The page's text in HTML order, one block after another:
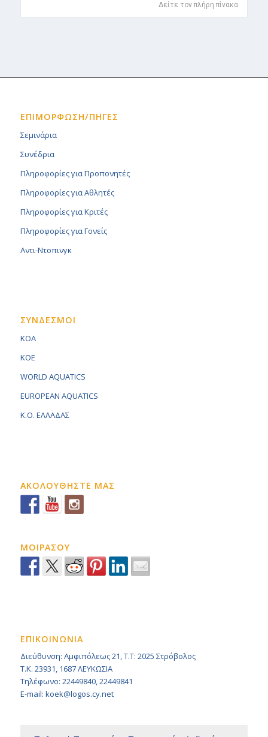
Δείτε τον πλήρη πίνακα
ΕΠΙΜΟΡΦΩΣΗ/ΠΗΓΕΣ
Σεμινάρια
Συνέδρια
Πληροφορίες για Προπονητές
Πληροφορίες για Αθλητές
Πληροφορίες για Κριτές
Πληροφορίες για Γονείς
Αντι-Ντοπινγκ
ΣΥΝΔΕΣΜΟΙ
KOA
KOE
WORLD AQUATICS
EUROPEAN AQUATICS
K.O. ΕΛΛΑΔΑΣ
ΑΚΟΛΟΥΘΗΣΤΕ ΜΑΣ
ΜΟΙΡΑΣΟΥ
ΕΠΙΚΟΙΝΩΝΙΑ
Διεύθυνση: Αμφιπόλεως 21, Τ.Τ: 2025 Στρόβολος
Τ.Κ. 23931, 1687 ΛΕΥΚΩΣΙΑ
Τηλέφωνο: 22449840, 22449841
E-mail: koek@logos.cy.net